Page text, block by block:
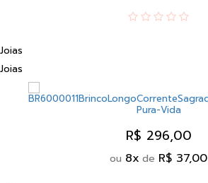
Joias
Joias
R$ 296,00
ou 8x de R$ 37,00